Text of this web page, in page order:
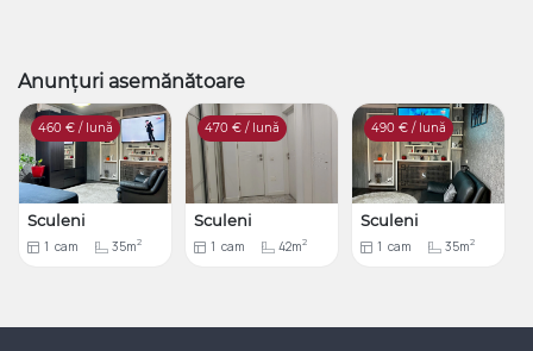
Anunțuri asemănătoare
460 € / lună
Sculeni
1 cam 35m2
470 € / lună
Sculeni
1 cam 42m2
490 € / lună
Sculeni
1 cam 35m2